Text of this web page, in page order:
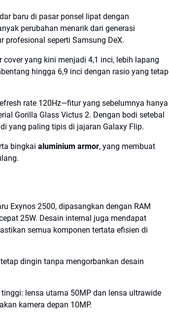
baru di pasar ponsel lipat dengan
perubahan menarik dari generasi
profesional seperti Samsung DeX.
yang kini menjadi 4,1 inci, lebih lapang
hingga 6,9 inci dengan rasio yang tetap
rate 120Hz—fitur yang sebelumnya hanya
Gorilla Glass Victus 2. Dengan bodi setebal
yang paling tipis di jajaran Galaxy Flip.
bingkai aluminium armor, yang membuat
Exynos 2500, dipasangkan dengan RAM
25W. Desain internal juga mendapat
semua komponen tertata efisien di
dingin tanpa mengorbankan desain
lensa utama 50MP dan lensa ultrawide
kamera depan 10MP.